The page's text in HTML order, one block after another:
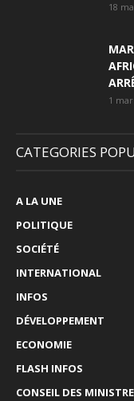
18
1
CATEGORIES
A LA UNE
POLITIQUE
SOCIÉTÉ
INTERNATIONAL
INFOS
DÉVELOPPEMENT
ECONOMIE
FLASH INFOS
CONSEIL DES